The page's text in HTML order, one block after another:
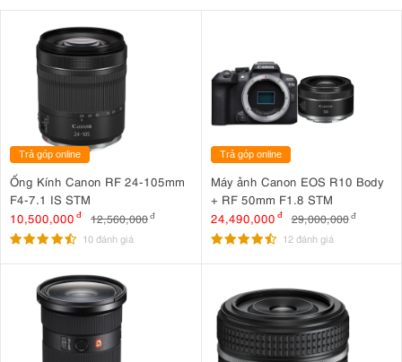
Trả góp online
Ống Kính Canon RF 24-105mm
F4-7.1 IS STM
10,500,000 đ 12,560,000đ
10 đánh giá
Trả góp online
Máy ảnh Canon EOS R10 Body
+ RF 50mm F1.8 STM
24,490,000 đ 29,000,000 đ
12 đánh giá